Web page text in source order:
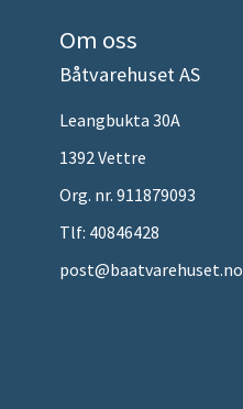
Om oss
Båtvarehuset AS
Leangbukta 30A
1392 Vettre
Org. nr. 911879093
Tlf: 40846428
post@baatvarehuset.no